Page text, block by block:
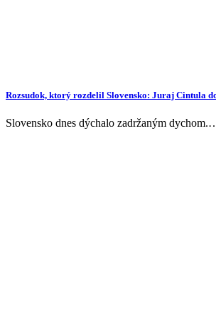
Rozsudok, ktorý rozdelil Slovensko: Juraj Cintula
Slovensko dnes dýchalo zadržaným